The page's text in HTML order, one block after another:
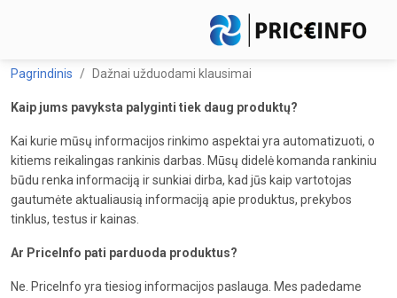
Pagrindinis Dažnai užduodami klausimai
Kaip jums pavyksta palyginti tiek daug produktų?
Kai kurie mūsų informacijos rinkimo aspektai yra automatizuoti, o
kitiems reikalingas rankinis darbas. Mūsų didelė komanda rankiniu
būdu renka informaciją ir sunkiai dirba, kad jūs kaip vartotojas
gautumėte aktualiausią informaciją apie produktus, prekybos
tinklus, testus ir kainas.
Ar PriceInfo pati parduoda produktus?
Ne. PriceInfo yra tiesiog informacijos paslauga. Mes padedame